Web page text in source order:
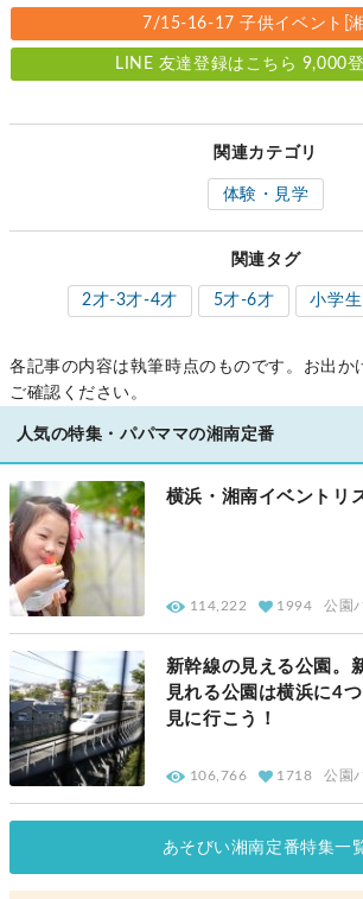
店・町田店・マルイフ
7/15-16-17 子供イベント[
LINE 友達登録はこちら 9,000
関連カテゴリ
体験・見学
関連タグ
2才-3才-4才 5才-6才 小学生
各記事の内容は執筆時点のものです。お出か
ご確認ください。
人気の特集・パパママの湘南定番
横浜・湘南イベントリ
114,222 1994 公園
新幹線の見える公園。
見れる公園は横浜に4
見に行こう！
106,766 1718 公園
あそびい湘南定番特集一